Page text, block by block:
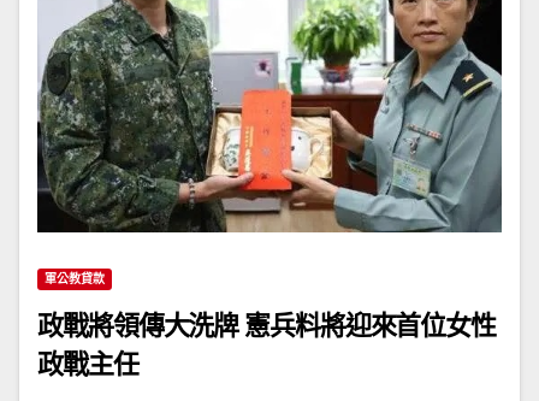
軍公教貸款
政戰將領傳大洗牌 憲兵料將迎來首位女性
政戰主任